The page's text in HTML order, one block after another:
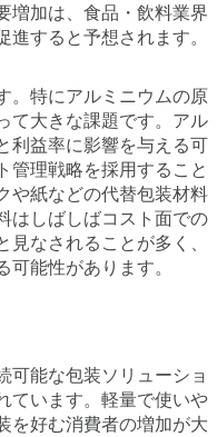
増加は、食品・飲料業界
すると予想されます。
。特にアルミニウムの原
て大きな課題です。アル
利益率に影響を与える可
管理戦略を採用すること
や紙などの代替包装材料
はしばしばコスト面での
なされることが多く、
能性があります。
可能な包装ソリューショ
ています。軽量で使いや
を好む消費者の増加が大